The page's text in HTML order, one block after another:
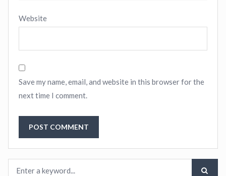
Website
Save my name, email, and website in this browser for the
next time I comment.